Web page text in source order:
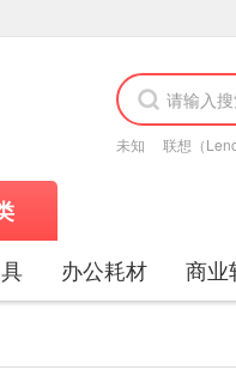
未知 联想（
办公耗材 商业